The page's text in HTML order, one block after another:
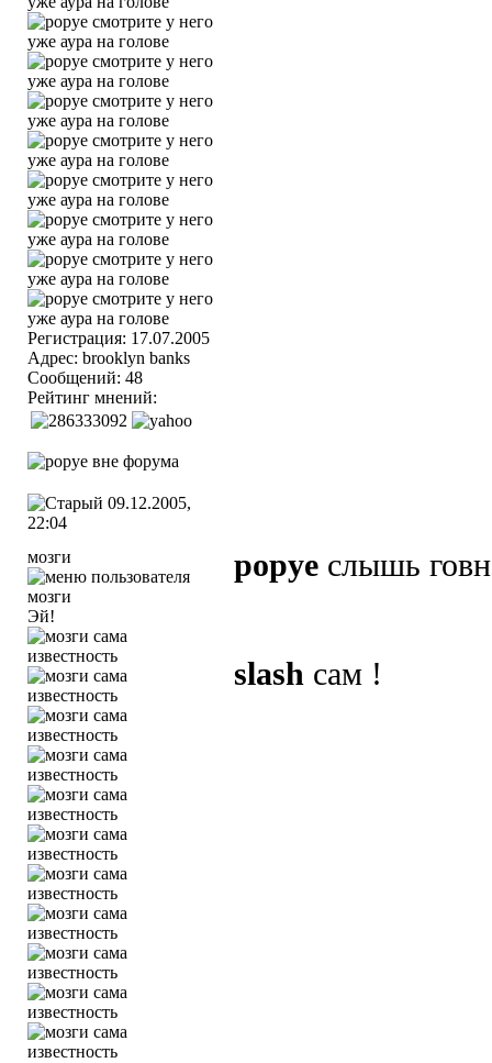
Регистрация: 17.07.2005
Адрес: brooklyn banks
Сообщений: 48
Рейтинг мнений:
09.12.2005,
22:04
мозги
Эй!
popye слышь
slash сам !